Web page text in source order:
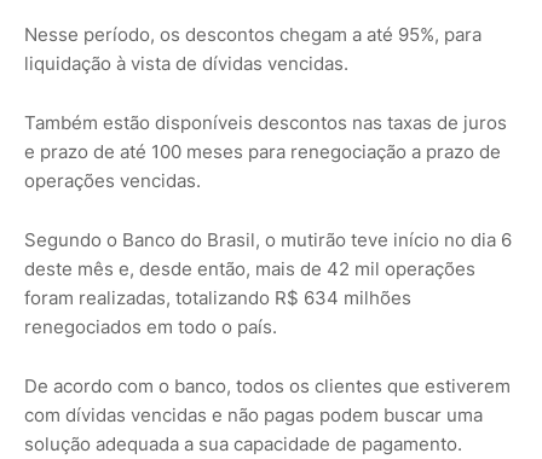
Nesse período, os descontos chegam a até 95%, para
liquidação à vista de dívidas vencidas.
Também estão disponíveis descontos nas taxas de juros
e prazo de até 100 meses para renegociação a prazo de
operações vencidas.
Segundo o Banco do Brasil, o mutirão teve início no dia 6
deste mês e, desde então, mais de 42 mil operações
foram realizadas, totalizando R$ 634 milhões
renegociados em todo o país.
De acordo com o banco, todos os clientes que estiverem
com dívidas vencidas e não pagas podem buscar uma
solução adequada a sua capacidade de pagamento.